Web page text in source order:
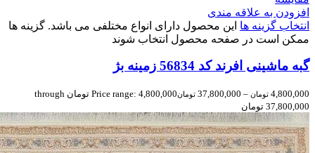
افزودن به علاقه مندی
انتخاب گزینه ها این محصول دارای انواع مختلفی می باشد. گزینه ها
ممکن است در صفحه محصول انتخاب شوند
گبه ماشینی افرند کد 56834 زمینه بژ
4,800,000 تومان –
37,800,000 تومان
Price range: 4,800,000 تومان through
37,800,000 تومان